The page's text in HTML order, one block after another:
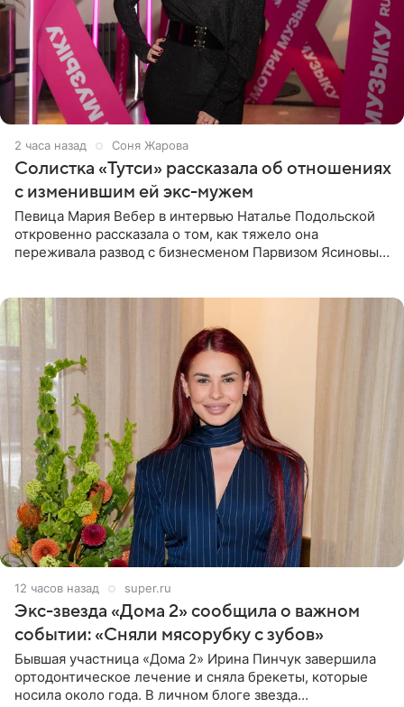
2 часа назад Соня Жарова
Солистка «Тутси» рассказала об отношениях
с изменившим ей экс-мужем
Певица Мария Вебер в интервью Наталье Подольской
откровенно рассказала о том, как тяжело она
переживала развод с бизнесменом Парвизом Ясиновым.
12 часов назад super.ru
Экс-звезда «Дома 2» сообщила о важном
событии: «Сняли мясорубку с зубов»
Бывшая участница «Дома 2» Ирина Пинчук завершила
ортодонтическое лечение и сняла брекеты, которые
носила около года. В личном блоге звезда